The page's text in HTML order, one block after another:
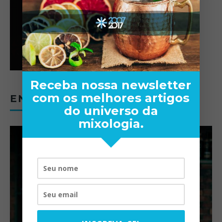
ENTREVISTAS
Receba nossa newsletter
com os melhores artigos
do universo da
mixologia.